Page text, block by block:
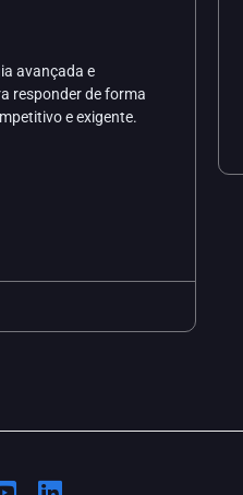
avançada e
responder de forma
e exigente.